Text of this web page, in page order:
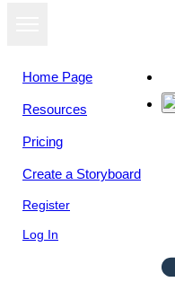
Home Page
Resources
Pricing
Create a Storyboard
Register
Log In
View as
slideshow